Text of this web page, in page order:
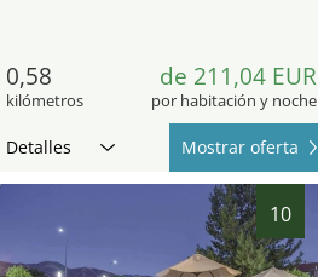
0,58
kilómetros
de 211,04 EUR
por habitación y noche
Detalles Mostrar oferta
10